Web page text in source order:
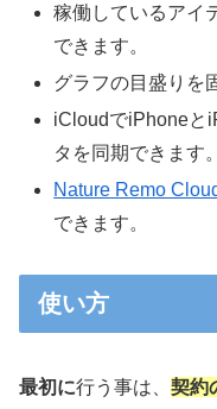
稼働しているアイ
できます。
グラフの目盛りを
iCloudでiPhoneと
タを同期できます。
Nature Remo
できます。
使い方
最初に行う事は、 契約